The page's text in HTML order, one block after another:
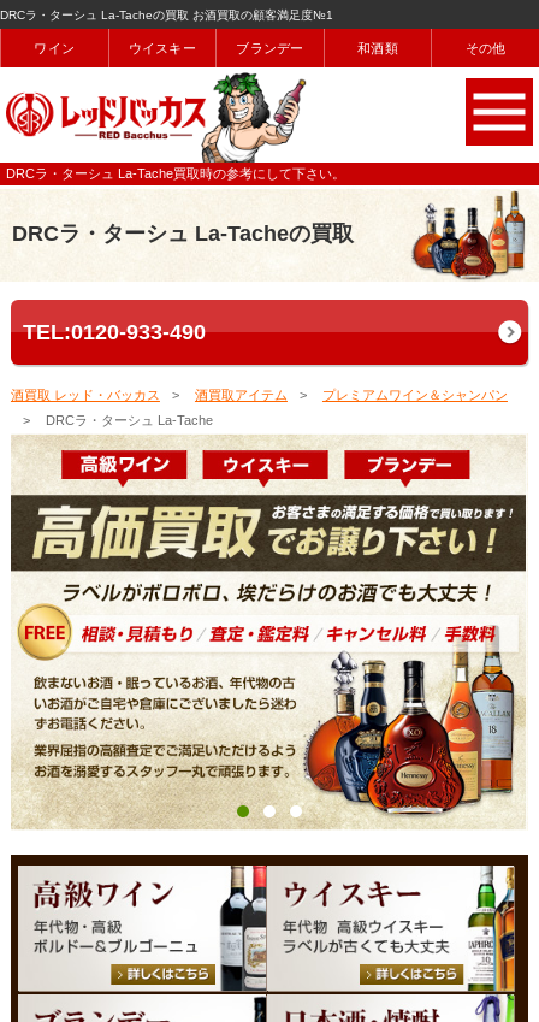
DRCラ・ターシュ La-Tacheの買取 お酒買取の顧客満足度№1
ワイン ウイスキー ブランデー 和酒類 その他
DRCラ・ターシュ La-Tache買取時の参考にして下さい。
DRCラ・ターシュ La-Tacheの買取
TEL:0120-933-490
酒買取 レッド・バッカス 酒買取アイテム
プレミアムワイン＆シャンパン
DRCラ・ターシュ La-Tache